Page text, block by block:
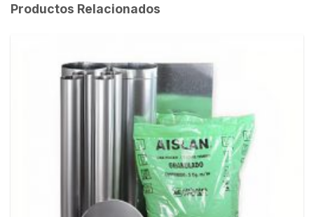
Productos Relacionados